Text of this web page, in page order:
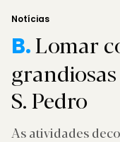
Notícias
B.Lomar
S. Pedro
As atividades